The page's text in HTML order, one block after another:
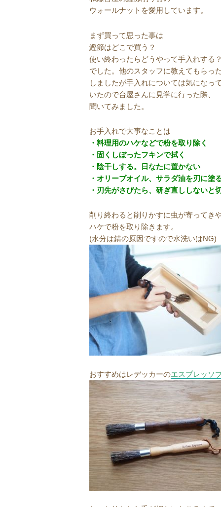
ウォールナットを愛用しています。
まず買って思った事は
鰹節はどこで買う？
使い終わったらどうやって手入れする
でした。他のスタッフに教えてもらっ
しましたが手入れについては気になっ
いたので台屋さんに見学に行った際、
聞いてみました。
お手入れで大事なことは
・料理用のハケなどで粉を取り除く
・固くしぼったフキンで拭く
・陰干しする。日なたに置かない
・オリーブオイル、サラダ油を刃に塗
・刃先がさびたら、研ぎ直ししないと
削り終わると削りかすに虫が寄ってき
ハケで粉を取り除きます。
(水分は錆の原因ですので水洗いはNG)
おすすめはレデッカーのエスプレッソ